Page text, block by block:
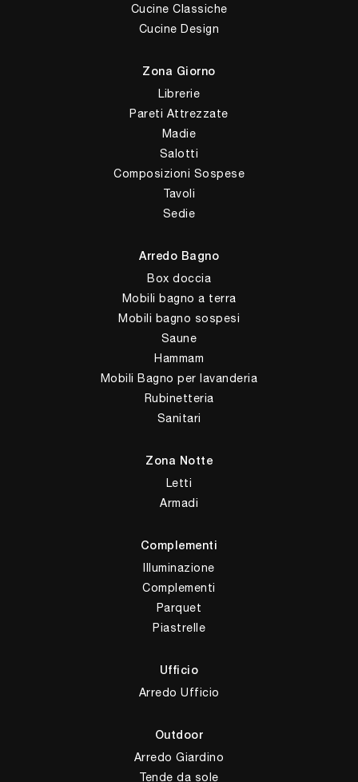
Cucine Classiche
Cucine Design
Zona Giorno
Librerie
Pareti Attrezzate
Madie
Salotti
Composizioni Sospese
Tavoli
Sedie
Arredo Bagno
Box doccia
Mobili bagno a terra
Mobili bagno sospesi
Saune
Hammam
Mobili Bagno per lavanderia
Rubinetteria
Sanitari
Zona Notte
Letti
Armadi
Complementi
Illuminazione
Complementi
Parquet
Piastrelle
Ufficio
Arredo Ufficio
Outdoor
Arredo Giardino
Tende da sole